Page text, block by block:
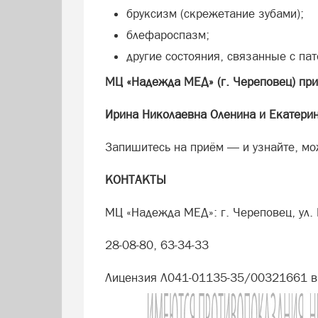
бруксизм (скрежетание зубами);
блефароспазм;
другие состояния, связанные с
МЦ «Надежда МЕД» (г. Череповец)
Ирина Николаевна Оленина и
Запишитесь на приём — и узнайте,
КОНТАКТЫ
МЦ «Надежда МЕД»: г. Череповец, ул.
28-08-80, 63-34-33
Лицензия Л041-01135-35/00321661